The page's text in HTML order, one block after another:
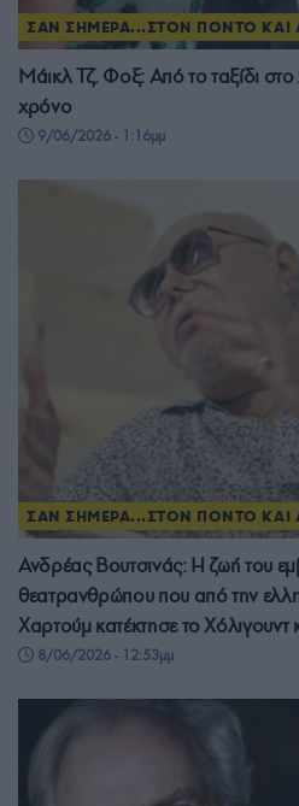
ΣΑΝ ΣΗΜΕΡΑ...ΣΤΟΝ ΠΟΝΤΟ ΚΑΙ
Μάικλ Τζ. Φοξ: Από το ταξίδι
χρόνο
9/06/2026 - 1:16μμ
ΣΑΝ ΣΗΜΕΡΑ...ΣΤΟΝ ΠΟΝΤΟ ΚΑΙ
Ανδρέας Βουτσινάς: Η ζωή του
θεατρανθρώπου που από την
Χαρτούμ κατέκτησε το Χόλιγουντ
8/06/2026 - 12:53μμ